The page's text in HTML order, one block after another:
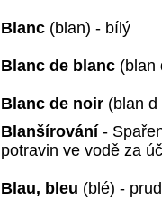
Blanc (blan) - bílý
Blanc de blanc (blan
Blanc de noir (blan
Blanšírování-
potravin ve vodě za
Blau, bleu (blé) -